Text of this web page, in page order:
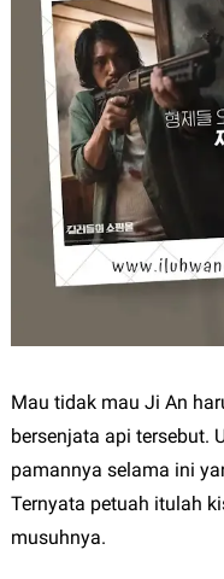
Mau tidak mau Ji An
bersenjata api tersebut.
pamannya selama ini
Ternyata petuah itulah
musuhnya.